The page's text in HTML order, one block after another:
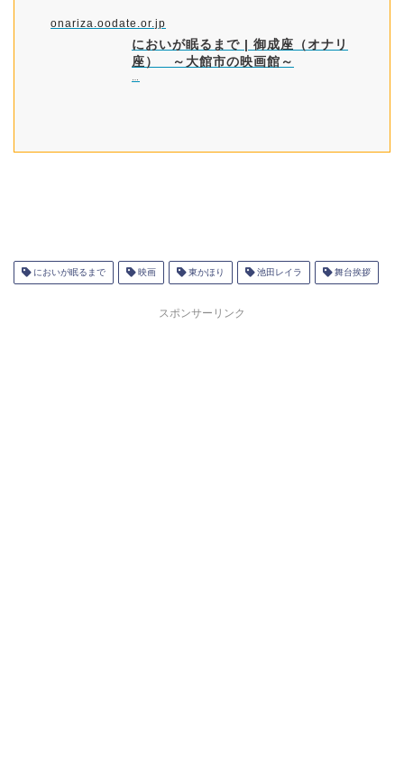
onariza.oodate.or.jp
においが眠るまで | 御成座（オナリ
座） ～大館市の映画館～
…
においが眠るまで 映画 東かほり 池田レイラ 舞台挨拶
スポンサーリンク